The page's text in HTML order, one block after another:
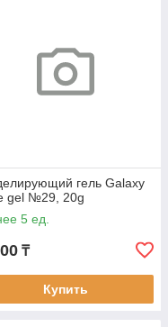
гель Galaxy
gel №29, 20g
5 ед.
₸
Купить